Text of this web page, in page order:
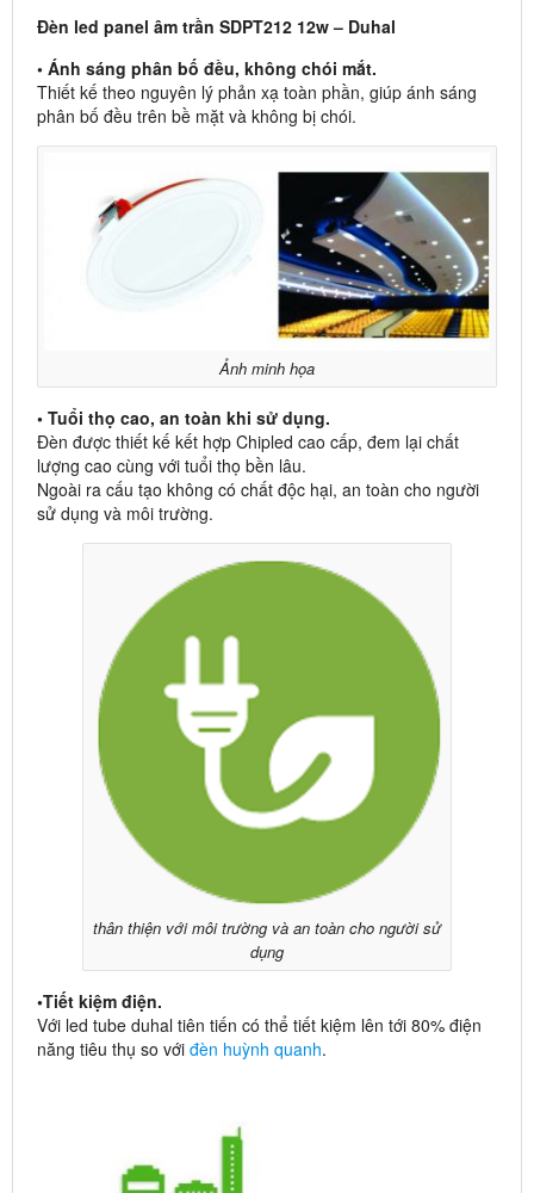
Đèn led panel âm trần SDPT212 12w – Duhal
• Ánh sáng phân bố đều, không chói mắt.
Thiết kế theo nguyên lý phản xạ toàn phần, giúp ánh sáng
phân bố đều trên bề mặt và không bị chói.
Ảnh minh họa
• Tuổi thọ cao, an toàn khi sử dụng.
Đèn được thiết kế kết hợp Chipled cao cấp, đem lại chất
lượng cao cùng với tuổi thọ bền lâu.
Ngoài ra cấu tạo không có chất độc hại, an toàn cho người
sử dụng và môi trường.
thân thiện với môi trường và an toàn cho người sử
dụng
•Tiết kiệm điện.
Với led tube duhal tiên tiến có thể tiết kiệm lên tới 80% điện
năng tiêu thụ so với đèn huỳnh quanh.